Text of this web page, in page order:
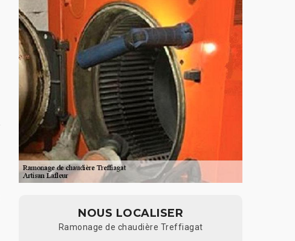
NOUS LOCALISER
Ramonage de chaudière Treffiagat